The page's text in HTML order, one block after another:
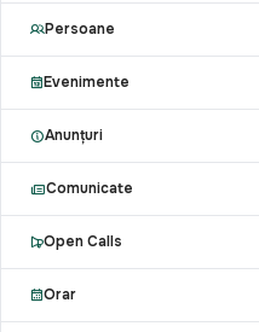
Persoane
Evenimente
Anunțuri
Comunicate
Open Calls
Orar